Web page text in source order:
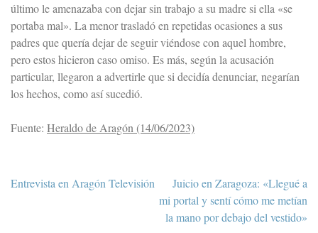
último le amenazaba con dejar sin trabajo a su madre si ella «se
portaba mal». La menor trasladó en repetidas ocasiones a sus
padres que quería dejar de seguir viéndose con aquel hombre,
pero estos hicieron caso omiso. Es más, según la acusación
particular, llegaron a advertirle que si decidía denunciar, negarían
los hechos, como así sucedió.
Fuente: Heraldo de Aragón (14/06/2023)
Navegación
Entrevista en Aragón Televisión
Juicio en Zaragoza: «Llegué a
mi portal y sentí cómo me metían
la mano por debajo del vestido»